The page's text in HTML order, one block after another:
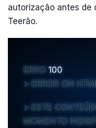
autorização antes de
Teerão.
ERRO 100
ERROR ON
ESTE
MOMENTO